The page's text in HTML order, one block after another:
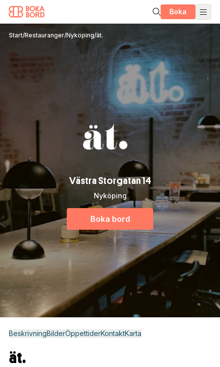
Boka
Start/Restauranger/Nyköping/ät.
Västra Storgatan 14
Nyköping
Boka bord
BeskrivningBilderÖppettiderKontaktKarta
ät.